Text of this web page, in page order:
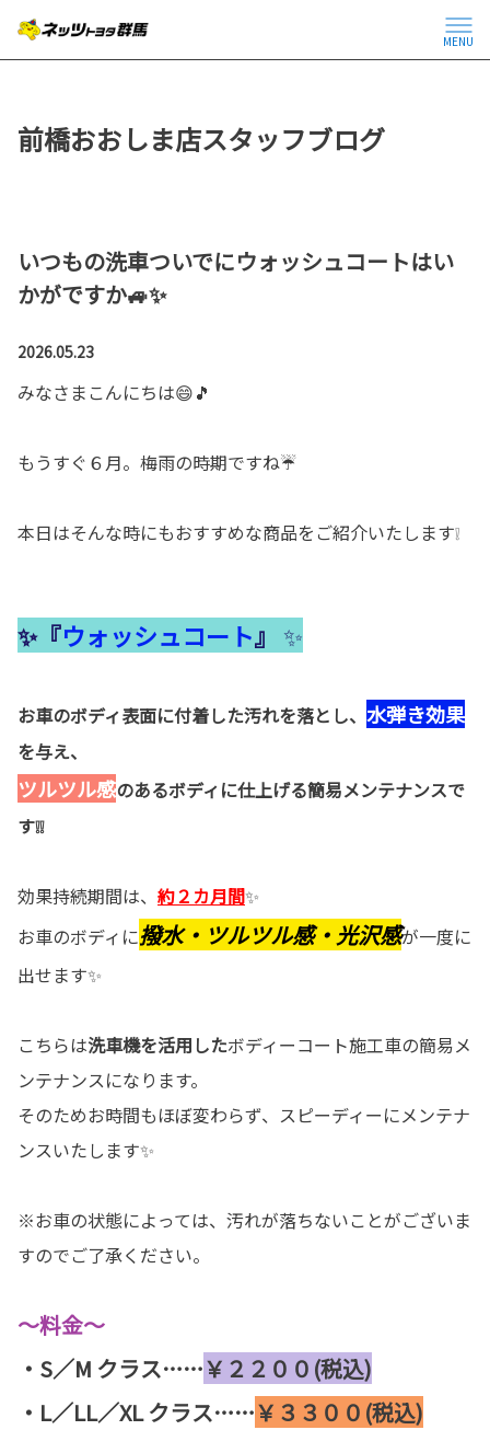
MENU
前橋おおしま店スタッフブログ
いつもの洗車ついでにウォッシュコートはい
かがですか🚙✨
2026.05.23
みなさまこんにちは😄🎵
もうすぐ６月。梅雨の時期ですね☔
本日はそんな時にもおすすめな商品をご紹介いたします❕
✨『ウォッシュコート』 ✨
お車のボディ表面に付着した汚れを落とし、 水弾き効果
を与え、
ツルツル感のあるボディに仕上げる簡易メンテナンスで
す❕❕
効果持続期間は、 約２カ月間✨
お車のボディに撥水・ツルツル感・光沢感が一度に
出せます✨
こちらは洗車機を活用したボディーコート施工車の簡易メ
ンテナンスになります。
そのためお時間もほぼ変わらず、スピーディーにメンテナ
ンスいたします✨
※お車の状態によっては、汚れが落ちないことがございま
すのでご了承ください。
～料金～
・S／M クラス……￥２２００(税込)
・L／LL／XL クラス……￥３３００(税込)